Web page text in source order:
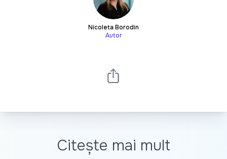
Nicoleta Borodin
Autor
Citește mai mult